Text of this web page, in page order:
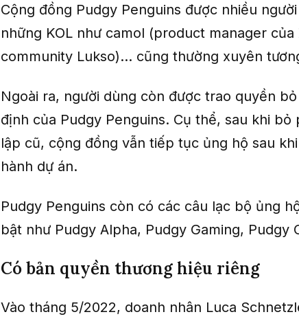
Cộng đồng Pudgy Penguins được nhiều
những KOL như camol (product manager
community Lukso)... cũng thường xuyên
Ngoài ra, người dùng còn được trao quyền
định của Pudgy Penguins. Cụ thể, sau khi bỏ
lập cũ, cộng đồng vẫn tiếp tục ủng hộ sau
hành dự án.
Pudgy Penguins còn có các câu lạc bộ ủng
bật như Pudgy Alpha, Pudgy Gaming, Pudgy
Có bản quyền thương hiệu riêng
Vào tháng 5/2022, doanh nhân Luca